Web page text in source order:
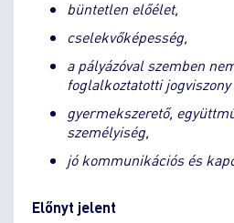
büntetlen előélet,
cselekvőképesség,
a pályázóval szemben
foglalkoztatotti
gyermekszerető,
személyiség,
jó kommunikációs és
Előnyt jelent